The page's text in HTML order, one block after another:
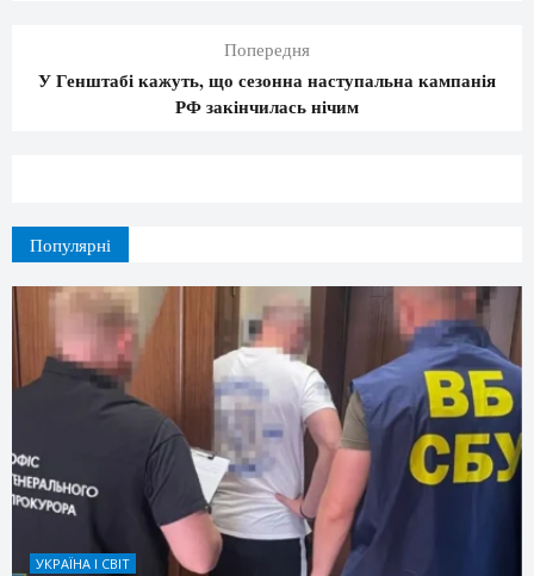
Попередня
У Генштабі кажуть, що сезонна наступальна кампанія
РФ закінчилась нічим
Популярні
УКРАЇНА І СВІТ